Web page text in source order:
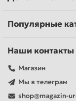
Брашировальная
Популярные
Наши контакты
Магазин
Мы в телеграм
shop@magazin-